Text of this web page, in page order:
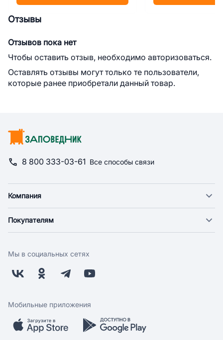
Отзывы
Отзывов пока нет
Чтобы оставить отзыв, необходимо авторизоваться.
Оставлять отзывы могут только те пользователи,
которые ранее приобретали данный товар.
8 800 333-03-61 Все способы связи
Компания
Новости
Поставщикам
Заводчикам
Обратная связь
Покупателям
Оплата
Бонусная программа
Скидки и акции
Мобильное приложение
Мы в социальных сетях
Мобильные приложения